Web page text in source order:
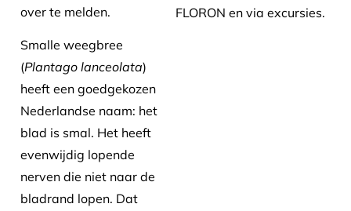
over te melden.
Smalle weegbree
(Plantago lanceolata)
heeft een goedgekozen
Nederlandse naam: het
blad is smal. Het heeft
evenwijdig lopende
nerven die niet naar de
bladrand lopen. Dat
FLORON en via excursies.